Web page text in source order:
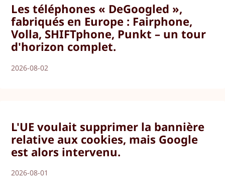
Les téléphones « DeGoogled »,
fabriqués en Europe : Fairphone,
Volla, SHIFTphone, Punkt – un tour
d'horizon complet.
2026-08-02
L'UE voulait supprimer la bannière
relative aux cookies, mais Google
est alors intervenu.
2026-08-01